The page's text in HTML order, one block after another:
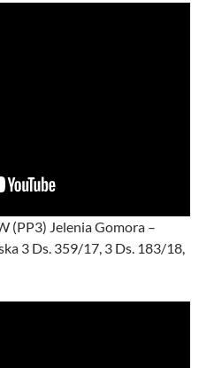
(PP3) Jelenia Gomora –
3 Ds. 359/17, 3 Ds. 183/18,